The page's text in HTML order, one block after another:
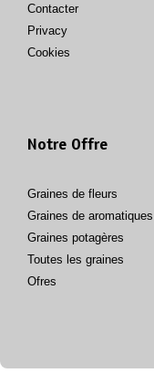
Contacter
Privacy
Cookies
Notre Offre
Graines de fleurs
Graines de aromatiques
Graines potagères
Toutes les graines
Ofres